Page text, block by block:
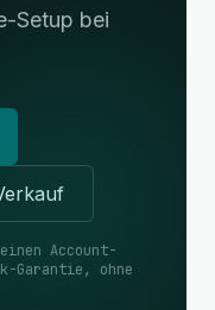
Setup bei
Account-
Garantie, ohne